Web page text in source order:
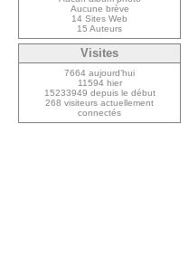
Aucune brève
14 Sites Web
15 Auteurs
Visites
7664 aujourd’hui
11594 hier
15233949 depuis le début
268 visiteurs actuellement
connectés